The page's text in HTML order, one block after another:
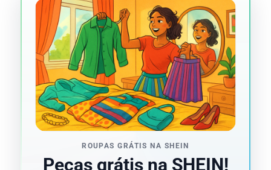
ROUPAS GRÁTIS NA SHEIN
Peças grátis na SHEIN!